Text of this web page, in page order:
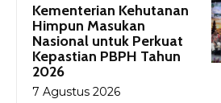
Kementerian Kehutanan
Himpun Masukan
Nasional untuk Perkuat
Kepastian PBPH Tahun
2026
7 Agustus 2026